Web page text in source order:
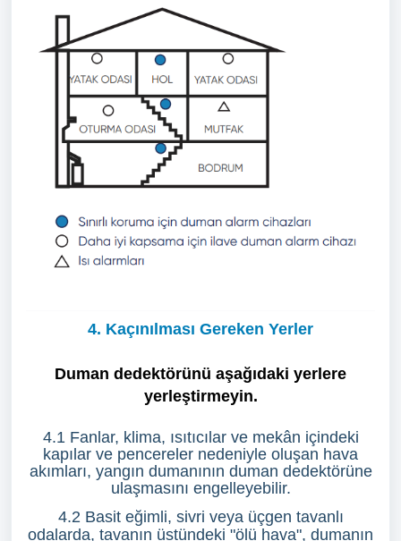
4. Kaçınılması Gereken Yerler
Duman dedektörünü aşağıdaki yerlere
yerleştirmeyin.
4.1 Fanlar, klima, ısıtıcılar ve mekân içindeki
kapılar ve pencereler nedeniyle oluşan hava
akımları, yangın dumanının duman dedektörüne
ulaşmasını engelleyebilir.
4.2 Basit eğimli, sivri veya üçgen tavanlı
odalarda, tavanın üstündeki "ölü hava", dumanın